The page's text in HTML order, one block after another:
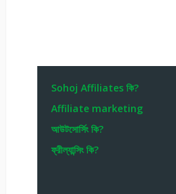
Sohoj Affiliates কি?
Affiliate marketing
আউটসোর্সিং কি?
ফ্রীল্যান্সিং কি?